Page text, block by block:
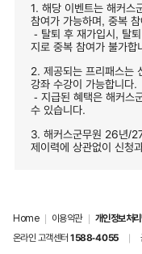
1. 해당 이벤트는 해커스
참여가 가능하며, 중복
- 탈퇴 후 재가입시, 탈
지로 중복 참여가 불가합
2. 제공되는 프리패스는
강좌 수강이 가능합니다.
- 지급된 혜택은 해커스
수 있습니다.
3. 해커스군무원 26년/
제이력에 상관없이 신청
Home 이용약관 개인정보처
온라인 고객센터1588-4055